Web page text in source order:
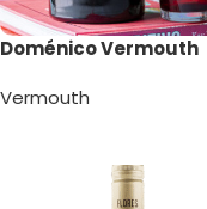
Doménico Vermouth
Vermouth